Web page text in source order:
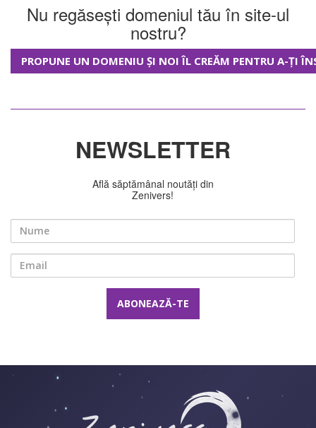
Nu regăsești domeniul tău în site-ul
nostru?
PROPUNE UN DOMENIU ȘI NOI ÎL CREĂM PENTRU A-ȚI
NEWSLETTER
Află săptămânal noutăți din
Zenivers!